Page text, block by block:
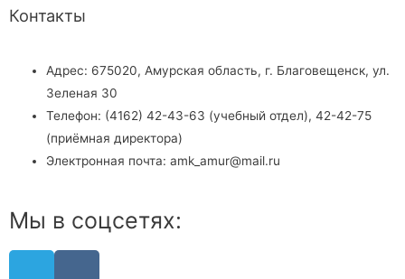
Контакты
Адрес: 675020, Амурская область, г. Благовещенск, ул.
Зеленая 30
Телефон: (4162) 42-43-63 (учебный отдел), 42-42-75
(приёмная директора)
Электронная почта: amk_amur@mail.ru
Мы в соцсетях: